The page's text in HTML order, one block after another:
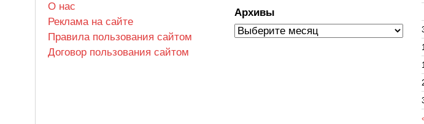
О нас
Реклама на сайте
Правила пользования сайтом
Договор пользования сайтом
Архивы